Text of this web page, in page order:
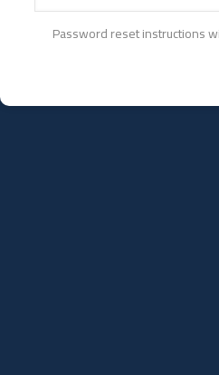
Password reset instructions